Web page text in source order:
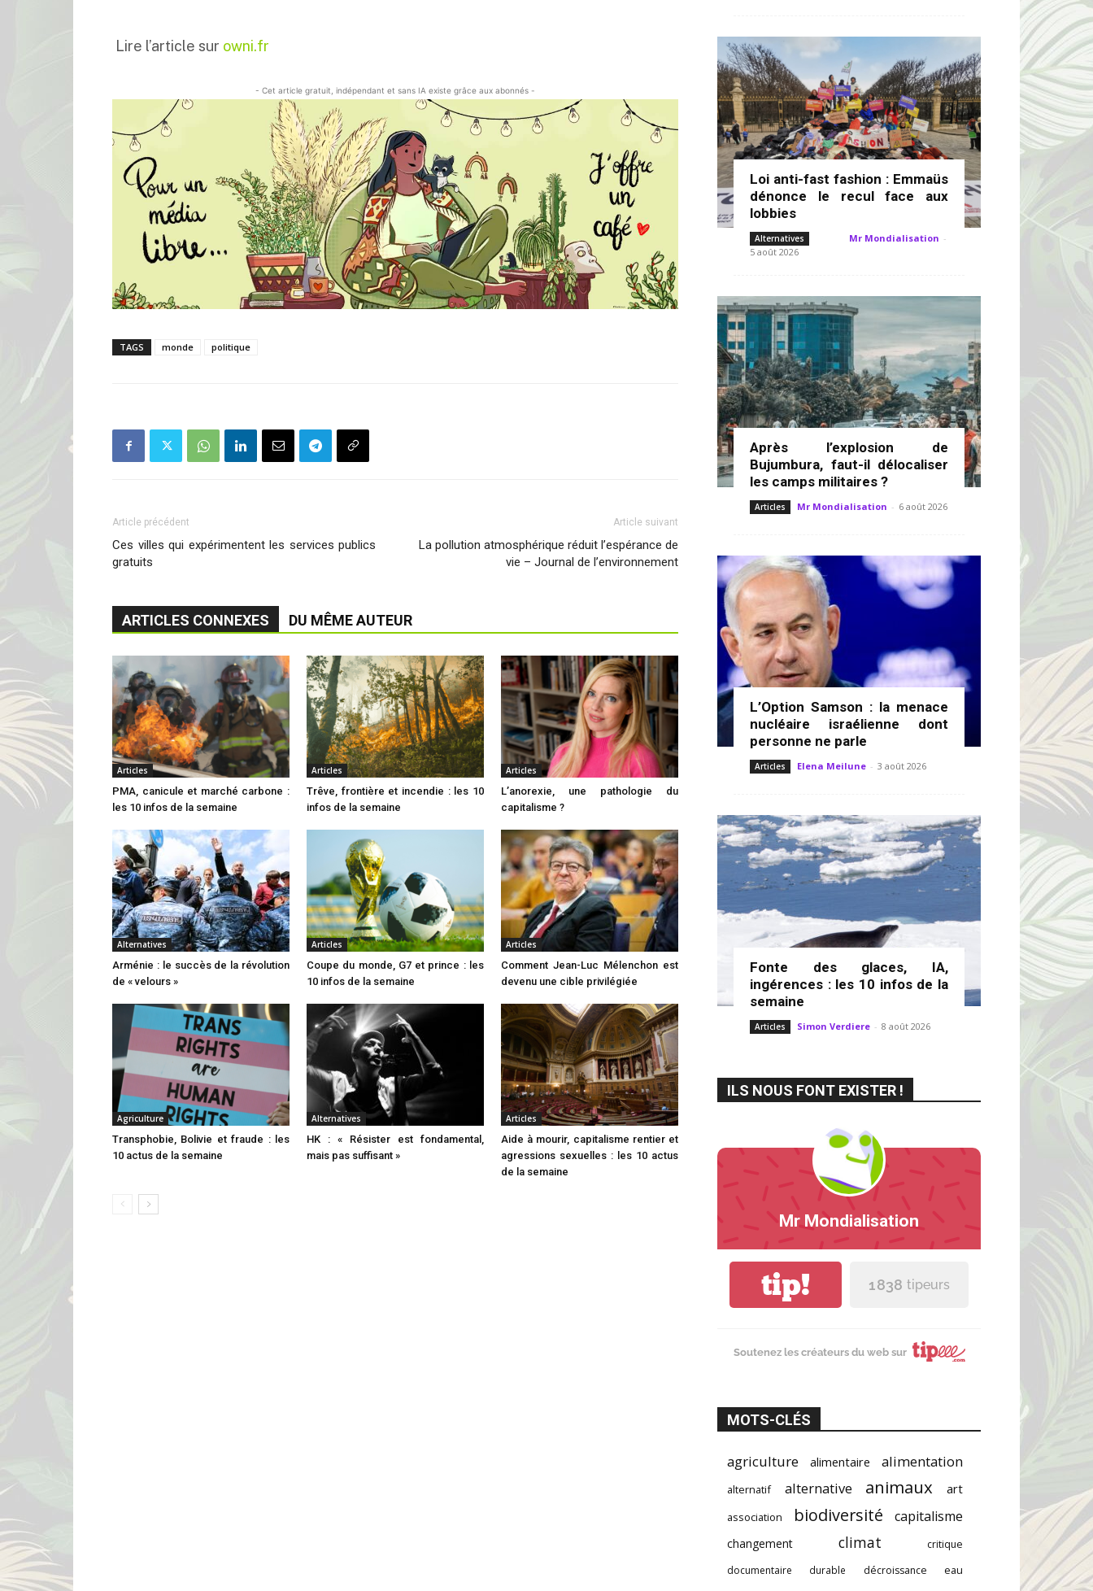
Lire l’article sur owni.fr
- Cet article gratuit, indépendant et sans IA existe grâce aux abonnés -
TAGS monde politique
Article précédent
Ces villes qui expérimentent les services publics
gratuits
Article suivant
La pollution atmosphérique réduit l’espérance de
vie – Journal de l’environnement
ARTICLES CONNEXES DU MÊME AUTEUR
Articles
PMA, canicule et marché carbone :
les 10 infos de la semaine
Articles
Trêve, frontière et incendie : les 10
infos de la semaine
Articles
L’anorexie, une pathologie du
capitalisme ?
Alternatives
Arménie : le succès de la révolution
de « velours »
Articles
Coupe du monde, G7 et prince : les
10 infos de la semaine
Articles
Comment Jean-Luc Mélenchon est
devenu une cible privilégiée
Agriculture
Transphobie, Bolivie et fraude : les
10 actus de la semaine
Alternatives
HK : « Résister est fondamental,
mais pas suffisant »
Articles
Aide à mourir, capitalisme rentier et
agressions sexuelles : les 10 actus
de la semaine
Loi anti-fast fashion : Emmaüs
dénonce le recul face aux
lobbies
Alternatives Mr Mondialisation -
5 août 2026
Après l’explosion de
Bujumbura, faut-il délocaliser
les camps militaires ?
Articles Mr Mondialisation - 6 août 2026
L’Option Samson : la menace
nucléaire israélienne dont
personne ne parle
Articles Elena Meilune - 3 août 2026
Fonte des glaces, IA,
ingérences : les 10 infos de la
semaine
Articles Simon Verdiere - 8 août 2026
ILS NOUS FONT EXISTER !
Mr Mondialisation
tip! 1 838 tipeurs
Soutenez les créateurs du web sur
MOTS-CLÉS
agriculture alimentaire alimentation
alternatif alternative animaux art
association biodiversité capitalisme
changement climat
critique
documentaire
durable décroissance eau